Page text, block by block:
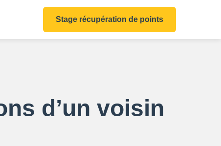
Stage récupération de points
d’un voisin